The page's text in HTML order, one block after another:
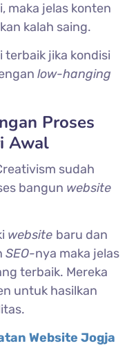
maka jelas konten
kalah saing.
terbaik jika kondisi
low-hanging
Proses
Awal
sudah
bangun website
website baru dan
SEO-nya maka jelas
terbaik. Mereka
untuk hasilkan
Website Jogja